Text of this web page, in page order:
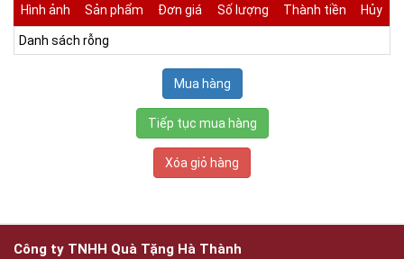
Hình ảnh Sản phẩm Đơn giá Số lượng Thành tiền Hủy
Danh sách rỗng
Tiếp tục mua hàng
Xóa giỏ hàng
Công ty TNHH Quà Tặng Hà Thành